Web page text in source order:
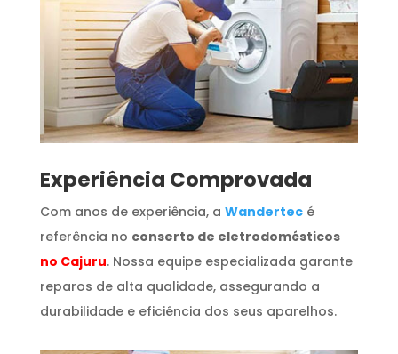
​Experiência Comprovada
Com anos de experiência, a Wandertecé
referência no conserto de eletrodomésticos
no Cajuru. Nossa equipe especializada garante
reparos de alta qualidade, assegurando a
durabilidade e eficiência dos seus aparelhos.